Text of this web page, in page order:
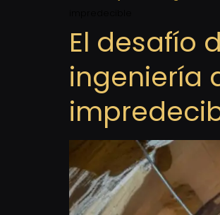
El desafío
ingeniería